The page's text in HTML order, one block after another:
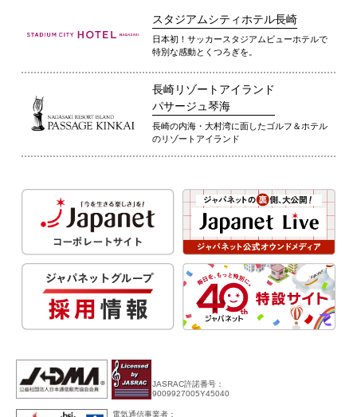
スタジアムシティホテル長崎
日本初！サッカースタジアムビューホテルで
特別な感動とくつろぎを。
長崎リゾートアイランド
パサージュ琴海
長崎の内海・大村湾に面したゴルフ＆ホテル
のリゾートアイランド
JASRAC許諾番号：
9009927005Y45040
電気通信事業者：